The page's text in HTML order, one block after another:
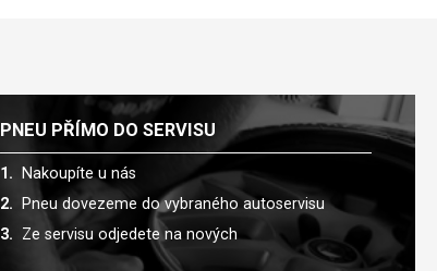
PNEU PŘÍMO DO SERVISU
Nakoupíte u nás
Pneu dovezeme do vybraného autoservisu
Ze servisu odjedete na nových